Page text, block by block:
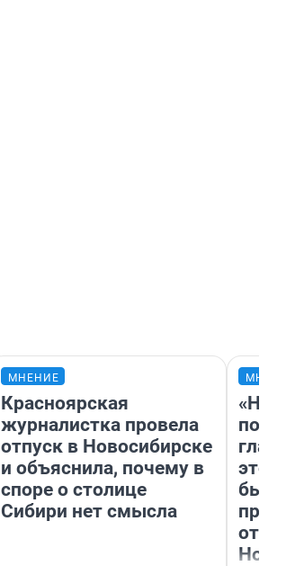
МНЕНИЕ
Красноярская
журналистка провела
отпуск в Новосибирске
и объяснила, почему в
споре о столице
Сибири нет смысла
этого
бьет